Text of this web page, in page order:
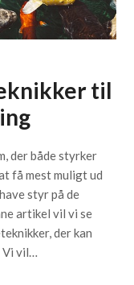
til
der både styrker
få mest muligt ud
styr på de
artikel vil vi se
der kan
Vi vil…